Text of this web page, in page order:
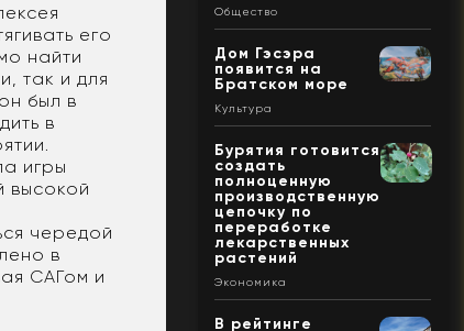
его
найти
так и для
был в
в
игры
высокой
чередой
в
САГом и
Общество
Дом Гэсэра
появится на
Братском море
Культура
Бурятия готовится
создать
полноценную
производственную
цепочку по
переработке
лекарственных
растений
Экономика
В рейтинге